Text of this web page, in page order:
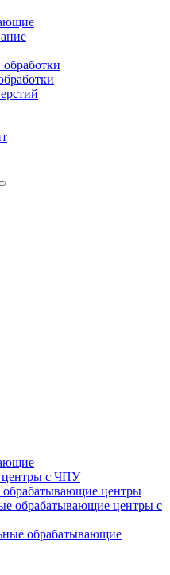
центры с ЧПУ
обрабатывающие центры
обрабатывающие центры с
обрабатывающие